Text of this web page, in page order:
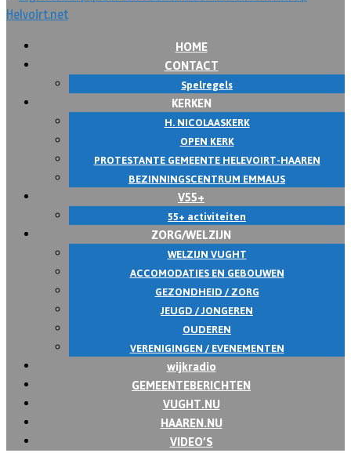
HOME
CONTACT
Spelregels
KERKEN
H. NICOLAASKERK
OPEN KERK
PROTESTANTE GEMEENTE HELEVOIRT-HAAREN
BEZINNINGSCENTRUM EMMAUS
V55+
55+ activiteiten
ZORG/WELZIJN
WELZIJN VUGHT
ACCOMODATIES EN GEBOUWEN
GEZONDHEID / ZORG
JEUGD / JONGEREN
OUDEREN
VERENIGINGEN / EVENEMENTEN
wijkradio
GEMEENTEBERICHTEN
VUGHT.NU
HAAREN.NU
VIDEO’S